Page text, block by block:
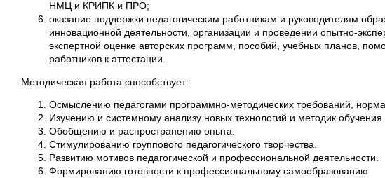
НМЦ и КРИПК и ПРО;
оказание поддержки педагогическим работникам и руководителям
инновационной деятельности, организации и проведении опытно-
экспертной оценке авторских программ, пособий, учебных планов,
работников к аттестации.
Методическая работа способствует:
Осмыслению педагогами программно-методических требований,
Изучению и системному анализу новых технологий и методик обучения.
Обобщению и распространению опыта.
Стимулированию группового педагогического творчества.
Развитию мотивов педагогической и профессиональной деятельности.
Формированию готовности к профессиональному самообразованию.